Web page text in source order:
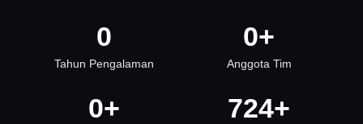
Tahun Pengalaman
0
Anggota Tim
0+
0+ 724+